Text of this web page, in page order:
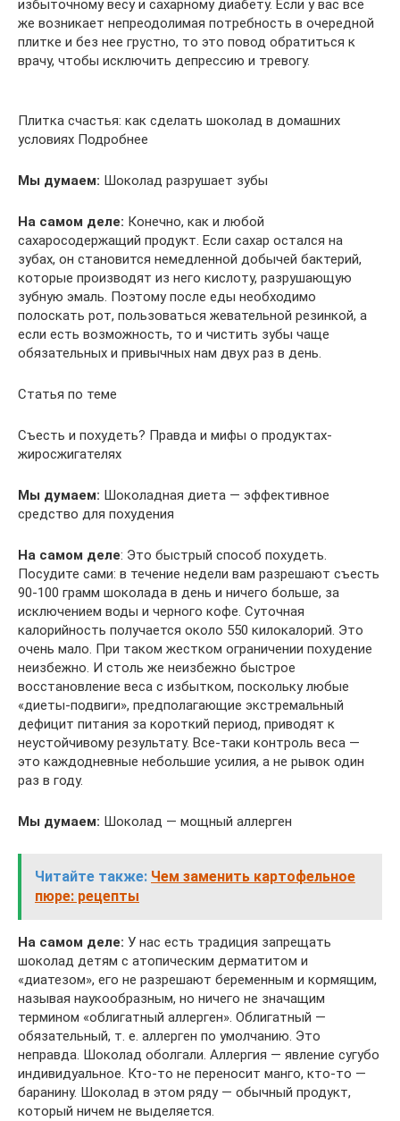
избыточному весу и сахарному диабету. Если у вас все
же возникает непреодолимая потребность в очередной
плитке и без нее грустно, то это повод обратиться к
врачу, чтобы исключить депрессию и тревогу.
Плитка счастья: как сделать шоколад в домашних
условиях Подробнее
Мы думаем: Шоколад разрушает зубы
На самом деле: Конечно, как и любой
сахаросодержащий продукт. Если сахар остался на
зубах, он становится немедленной добычей бактерий,
которые производят из него кислоту, разрушающую
зубную эмаль. Поэтому после еды необходимо
полоскать рот, пользоваться жевательной резинкой, а
если есть возможность, то и чистить зубы чаще
обязательных и привычных нам двух раз в день.
Статья по теме
Съесть и похудеть? Правда и мифы о продуктах-
жиросжигателях
Мы думаем: Шоколадная диета — эффективное
средство для похудения
На самом деле: Это быстрый способ похудеть.
Посудите сами: в течение недели вам разрешают съесть
90-100 грамм шоколада в день и ничего больше, за
исключением воды и черного кофе. Суточная
калорийность получается около 550 килокалорий. Это
очень мало. При таком жестком ограничении похудение
неизбежно. И столь же неизбежно быстрое
восстановление веса с избытком, поскольку любые
«диеты-подвиги», предполагающие экстремальный
дефицит питания за короткий период, приводят к
неустойчивому результату. Все-таки контроль веса —
это каждодневные небольшие усилия, а не рывок один
раз в году.
Мы думаем: Шоколад — мощный аллерген
Читайте также: Чем заменить картофельное
пюре: рецепты
На самом деле: У нас есть традиция запрещать
шоколад детям с атопическим дерматитом и
«диатезом», его не разрешают беременным и кормящим,
называя наукообразным, но ничего не значащим
термином «облигатный аллерген». Облигатный —
обязательный, т. е. аллерген по умолчанию. Это
неправда. Шоколад оболгали. Аллергия — явление сугубо
индивидуальное. Кто-то не переносит манго, кто-то —
баранину. Шоколад в этом ряду — обычный продукт,
который ничем не выделяется.